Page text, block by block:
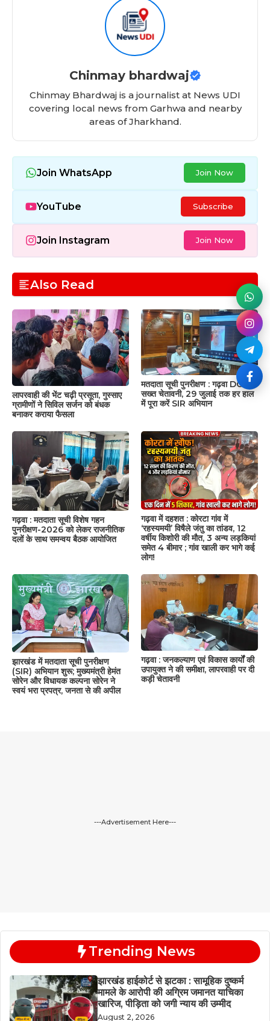
k
p
g
ra
m
a
d
s
Chinmay bhardwaj
Chinmay Bhardwaj is a journalist at News UDI
covering local news from Garhwa and nearby
areas of Jharkhand.
Join WhatsApp Join Now
YouTube Subscribe
Join Instagram Join Now
Also Read
लापरवाही की भेंट चढ़ी प्रसूता, गुस्साए
ग्रामीणों ने सिविल सर्जन को बंधक
बनाकर कराया फैसला
मतदाता सूची पुनरीक्षण : गढ़वा DC की
सख्त चेतावनी, 29 जुलाई तक हर हाल
में पूरा करें SIR अभियान
गढ़वा : मतदाता सूची विशेष गहन
पुनरीक्षण-2026 को लेकर राजनीतिक
दलों के साथ समन्वय बैठक आयोजित
गढ़वा में दहशत : कोरटा गांव में
‘रहस्यमयी’ विषैले जंतु का तांडव, 12
वर्षीय किशोरी की मौत, 3 अन्य लड़कियां
समेत 4 बीमार ; गांव खाली कर भागे कई
लोग!
झारखंड में मतदाता सूची पुनरीक्षण
(SIR) अभियान शुरू; मुख्यमंत्री हेमंत
सोरेन और विधायक कल्पना सोरेन ने
स्वयं भरा प्रपत्र, जनता से की अपील
गढ़वा : जनकल्याण एवं विकास कार्यों की
उपायुक्त ने की समीक्षा, लापरवाही पर दी
कड़ी चेतावनी
---Advertisement Here---
Trending News
झारखंड हाईकोर्ट से झटका : सामूहिक दुष्कर्म
मामले के आरोपी की अग्रिम जमानत याचिका
खारिज, पीड़िता को जगी न्याय की उम्मीद
August 2, 2026